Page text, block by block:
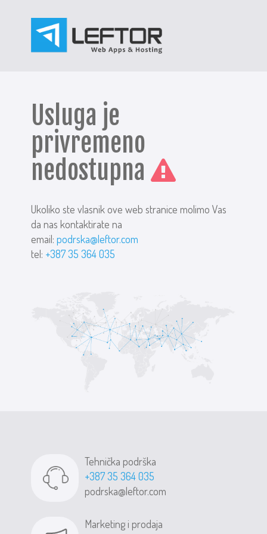
Usluga je
privremeno
nedostupna
Ukoliko ste vlasnik ove web stranice molimo Vas
da nas kontaktirate na
email:podrska@leftor.com
tel: +387 35 364 035
Tehnička podrška
+387 35 364 035
podrska@leftor.com
Marketing i prodaja